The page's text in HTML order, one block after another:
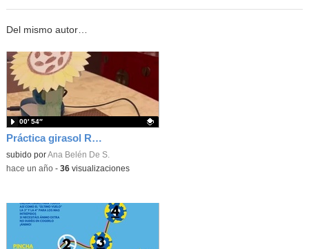
Del mismo autor…
Práctica girasol Retotech
Contenido educativo.
subido porAna Belén De S.
00′ 54″
-hace un año- 36visualizaciones